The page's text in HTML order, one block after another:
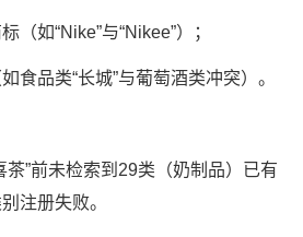
如“Nike”与“Nikee”）；
品类“长城”与葡萄酒类冲突）。
”前未检索到29类（奶制品）已有
注册失败。